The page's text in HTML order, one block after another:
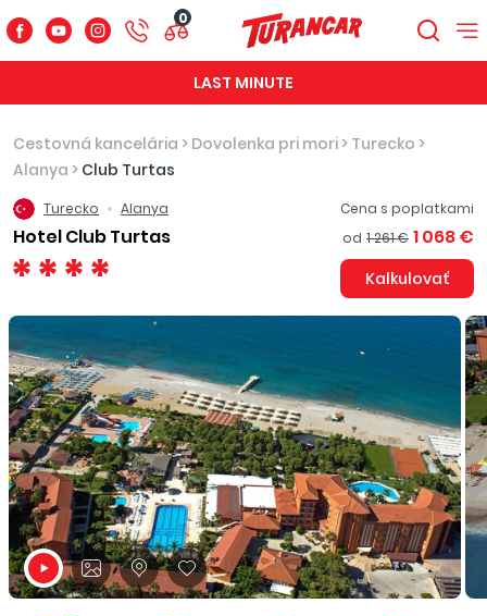
0
LAST MINUTE
Cestovná kancelária > Dovolenka pri mori > Turecko >
Alanya > Club Turtas
Turecko Alanya
Hotel Club Turtas
Cena s poplatkami
od 1 261 € 1 068 €
Kalkulovať